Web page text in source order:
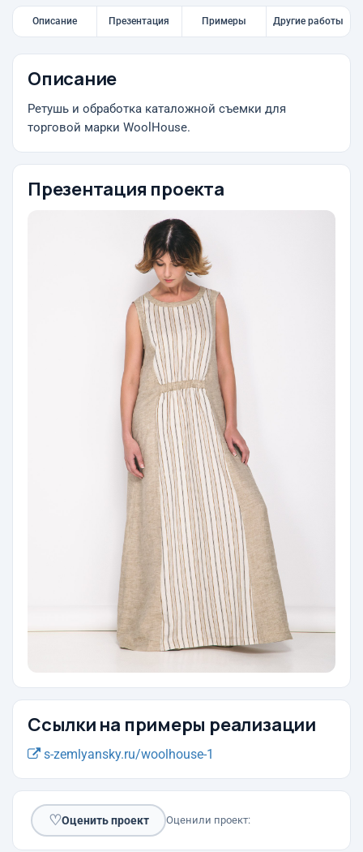
Описание Презентация Примеры Другие работы
Описание
Ретушь и обработка каталожной съемки для
торговой марки WoolHouse.
Презентация проекта
Ссылки на примеры реализации
s-zemlyansky.ru/woolhouse-1
♡Оценить проект Оценили проект: